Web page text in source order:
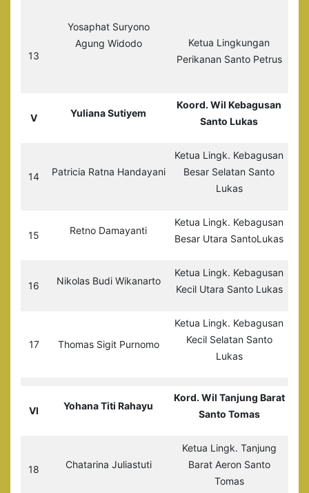
13
Yosaphat Suryono
Agung Widodo
Ketua Lingkungan
Perikanan Santo Petrus
V Yuliana Sutiyem
Koord. Wil Kebagusan
Santo Lukas
14 Patricia Ratna Handayani
Ketua Lingk. Kebagusan
Besar Selatan Santo
Lukas
15 Retno Damayanti
Ketua Lingk. Kebagusan
Besar Utara SantoLukas
16 Nikolas Budi Wikanarto
Ketua Lingk. Kebagusan
Kecil Utara Santo Lukas
17 Thomas Sigit Purnomo
Ketua Lingk. Kebagusan
Kecil Selatan Santo
Lukas
VI Yohana Titi Rahayu
Kord. Wil Tanjung Barat
Santo Tomas
18 Chatarina Juliastuti
Ketua Lingk. Tanjung
Barat Aeron Santo
Tomas